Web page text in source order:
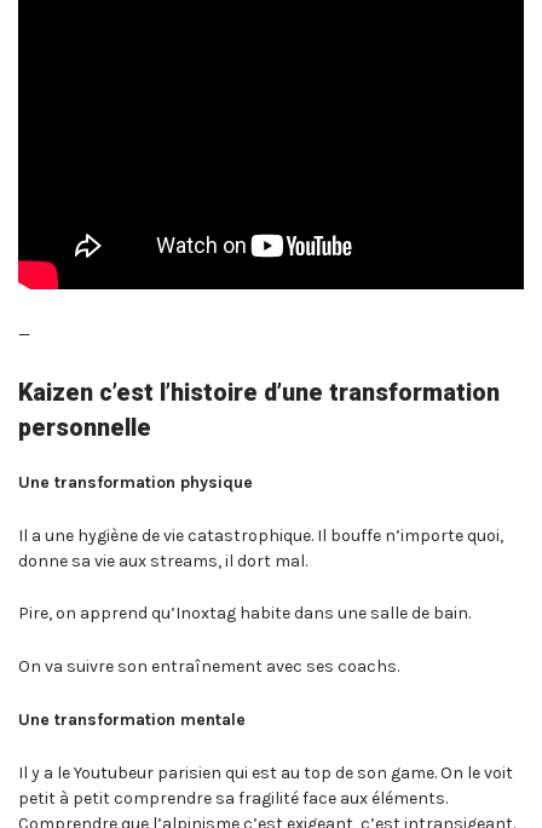
—
Kaizen c’est l’histoire d’une transformation
personnelle
Une transformation physique
Il a une hygiène de vie catastrophique. Il bouffe n’importe quoi,
donne sa vie aux streams, il dort mal.
Pire, on apprend qu’Inoxtag habite dans une salle de bain.
On va suivre son entraînement avec ses coachs.
Une transformation mentale
Il y a le Youtubeur parisien qui est au top de son game. On le voit
petit à petit comprendre sa fragilité face aux éléments.
Comprendre que l’alpinisme c’est exigeant, c’est intransigeant.